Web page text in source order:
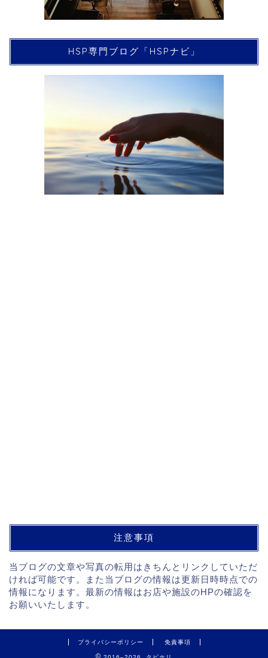
HSP専門ブログ「HSPナビ」
注意事項
当ブログの文章や写真の転用はきちんとリンクしていただ
ければ可能です。また当ブログの情報は更新日時時点での
情報になります。最新の情報はお店や施設のHPの確認を
お願いいたします。
プライバシーポリシー 免責事項